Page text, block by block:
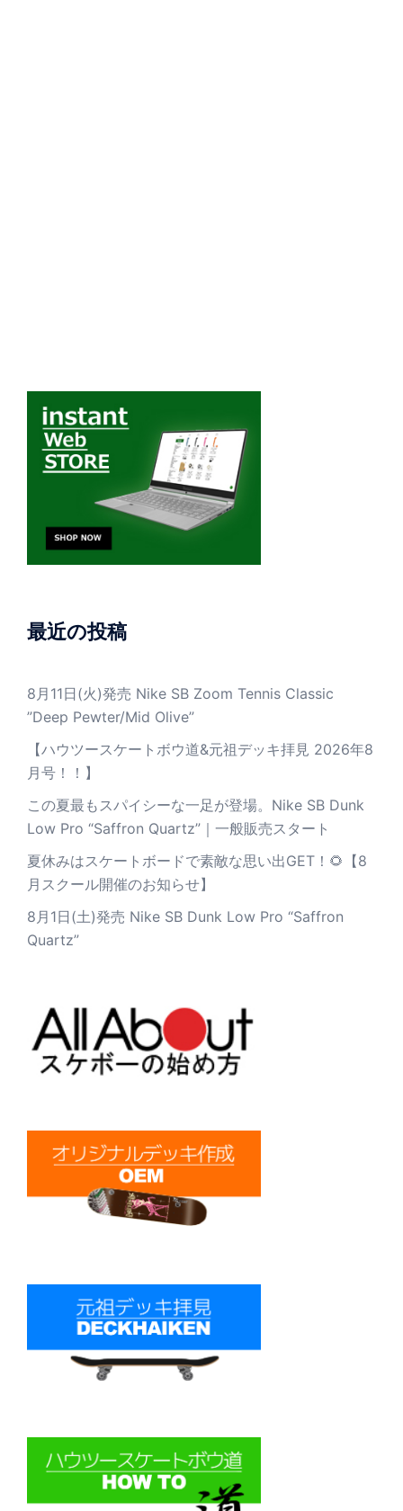
最近の投稿
8月11日(火)発売 Nike SB Zoom Tennis Classic
”Deep Pewter/Mid Olive”
【ハウツースケートボウ道&元祖デッキ拝見 2026年8
月号！！】
この夏最もスパイシーな一足が登場。Nike SB Dunk
Low Pro “Saffron Quartz”｜一般販売スタート
夏休みはスケートボードで素敵な思い出GET！🌻【8
月スクール開催のお知らせ】
8月1日(土)発売 Nike SB Dunk Low Pro “Saffron
Quartz”